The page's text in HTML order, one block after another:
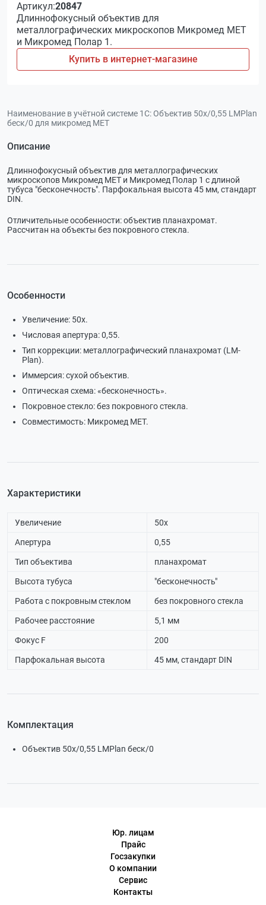
Артикул:20847
Длиннофокусный объектив для
металлографических микроскопов Микромед МЕТ
и Микромед Полар 1.
Купить в интернет-магазине
Наименование в учётной системе 1С:Объектив 50х/0,55 LMPlan
беск/0 для микромед МЕТ
Описание
Длиннофокусный объектив для металлографических
микроскопов Микромед МЕТ и Микромед Полар 1 с длиной
тубуса "бесконечность". Парфокальная высота 45 мм, стандарт
DIN.
Отличительные особенности: объектив планахромат.
Рассчитан на объекты без покровного стекла.
Особенности
Увеличение: 50х.
Числовая апертура: 0,55.
Тип коррекции: металлографический планахромат (LM-
Plan).
Иммерсия: сухой объектив.
Оптическая схема: «бесконечность».
Покровное стекло: без покровного стекла.
Совместимость: Микромед МЕТ.
Характеристики
Увеличение 50х
Апертура 0,55
Тип объектива планахромат
Высота тубуса "бесконечность"
Работа с покровным стеклом без покровного стекла
Рабочее расстояние 5,1 мм
Фокус F 200
Парфокальная высота 45 мм, стандарт DIN
Комплектация
Объектив 50х/0,55 LMPlan беск/0
Юр. лицам
Прайс
Госзакупки
О компании
Сервис
Контакты